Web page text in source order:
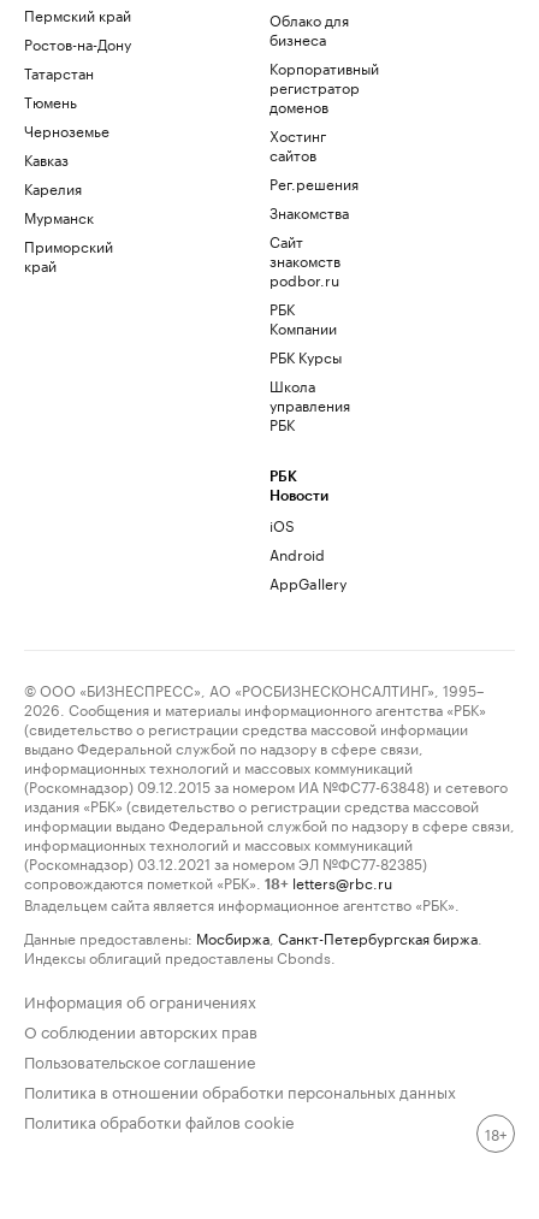
Пермский край
Ростов-на-Дону
Татарстан
Тюмень
Черноземье
Кавказ
Карелия
Мурманск
Приморский
край
Облако для
бизнеса
Корпоративный
регистратор
доменов
Хостинг
сайтов
Рег.решения
Знакомства
Сайт
знакомств
podbor.ru
РБК
Компании
РБК Курсы
Школа
управления
РБК
РБК
Новости
iOS
Android
AppGallery
© ООО «БИЗНЕСПРЕСС», АО «РОСБИЗНЕСКОНСАЛТИНГ», 1995–
2026. Сообщения и материалы информационного агентства «РБК»
(свидетельство о регистрации средства массовой информации
выдано Федеральной службой по надзору в сфере связи,
информационных технологий и массовых коммуникаций
(Роскомнадзор) 09.12.2015 за номером ИА №ФС77-63848) и сетевого
издания «РБК» (свидетельство о регистрации средства массовой
информации выдано Федеральной службой по надзору в сфере связи,
информационных технологий и массовых коммуникаций
(Роскомнадзор) 03.12.2021 за номером ЭЛ №ФС77-82385)
сопровождаются пометкой «РБК».
18+ letters@rbc.ru
Владельцем сайта является информационное агентство «РБК».
Данные предоставлены: Мосбиржа Санкт-Петербургская биржа
Индексы облигаций предоставлены Cbonds.
Информация об ограничениях
О соблюдении авторских прав
Пользовательское соглашение
Политика в отношении обработки персональных данных
Политика обработки файлов cookie
18+